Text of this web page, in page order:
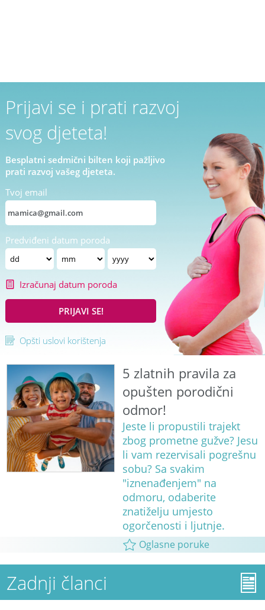
Prijavi se i prati razvoj
svog djeteta!
Besplatni sedmični bilten koji pažljivo
prati razvoj vašeg djeteta.
Tvoj email
Predviđeni datum poroda
Izračunaj datum poroda
PRIJAVI SE!
Opšti uslovi korištenja
5 zlatnih pravila za
opušten porodični
odmor!
Jeste li propustili trajekt
zbog prometne gužve? Jesu
li vam rezervisali pogrešnu
sobu? Sa svakim
"iznenađenjem" na
odmoru, odaberite
znatiželju umjesto
ogorčenosti i ljutnje.
Oglasne poruke
Zadnji članci